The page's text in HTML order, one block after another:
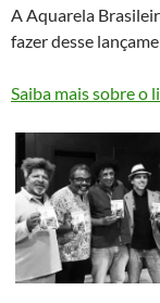
A Aquarela
fazer desse
Saiba mais sobre o